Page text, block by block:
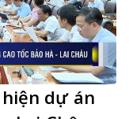
dự án